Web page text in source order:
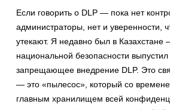
Если говорить о DLP — пока нет
администраторы, нет и уверенности,
утекают. Я недавно был в Казахстане
национальной безопасности
запрещающее внедрение DLP. Это
— это «пылесос», который со
главным хранилищем всей